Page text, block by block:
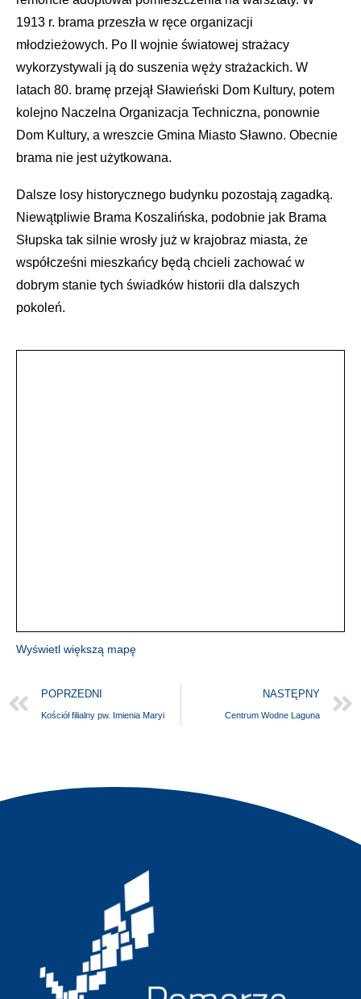
1913 r. brama przeszła w ręce organizacji
młodzieżowych. Po II wojnie światowej strażacy
wykorzystywali ją do suszenia węży strażackich. W
latach 80. bramę przejął Sławieński Dom Kultury, potem
kolejno Naczelna Organizacja Techniczna, ponownie
Dom Kultury, a wreszcie Gmina Miasto Sławno. Obecnie
brama nie jest użytkowana.
Dalsze losy historycznego budynku pozostają zagadką.
Niewątpliwie Brama Koszalińska, podobnie jak Brama
Słupska tak silnie wrosły już w krajobraz miasta, że
współcześni mieszkańcy będą chcieli zachować w
dobrym stanie tych świadków historii dla dalszych
pokoleń.
Wyświetl większą mapę
POPRZEDNI
Kościół filialny pw. Imienia Maryi
NASTĘPNY
Centrum Wodne Laguna